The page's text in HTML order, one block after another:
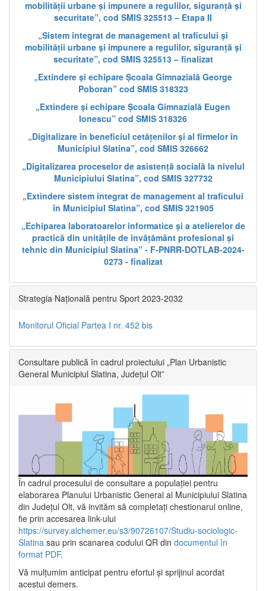
mobilității urbane și impunere a regulilor, siguranță și
securitate”, cod SMIS 325513 – Etapa II
„Sistem integrat de management al traficului și
mobilității urbane și impunere a regulilor, siguranță și
securitate”, cod SMIS 325513 – finalizat
„Extindere și echipare Școala Gimnazială George
Poboran” cod SMIS 318323
„Extindere și echipare Școala Gimnazială Eugen
Ionescu” cod SMIS 318326
„Digitalizare în beneficiul cetățenilor și al firmelor în
Municipiul Slatina”, cod SMIS 326662
„Digitalizarea proceselor de asistență socială la nivelul
Municipiului Slatina”, cod SMIS 327732
„Extindere sistem integrat de management al traficului
în Municipiul Slatina”, cod SMIS 321905
„Echiparea laboratoarelor informatice și a atelierelor de
practică din unitățile de învățământ profesional și
tehnic din Municipiul Slatina” - F-PNRR-DOTLAB-2024-
0273 - finalizat
Strategia Națională pentru Sport 2023-2032
Monitorul Oficial Partea I nr. 452 bis
Consultare publică în cadrul proiectului „Plan Urbanistic
General Municipiul Slatina, Județul Olt”
În cadrul procesului de consultare a populaţiei pentru
elaborarea Planului Urbanistic General al Municipiului Slatina
din Județul Olt, vă invităm să completați chestionarul online,
fie prin accesarea link-ului
https://survey.alchemer.eu/s3/90726107/Studiu-sociologic-
Slatina sau prin scanarea codului QR din documentul în
format PDF.
Vă mulţumim anticipat pentru efortul şi sprijinul acordat
acestui demers.